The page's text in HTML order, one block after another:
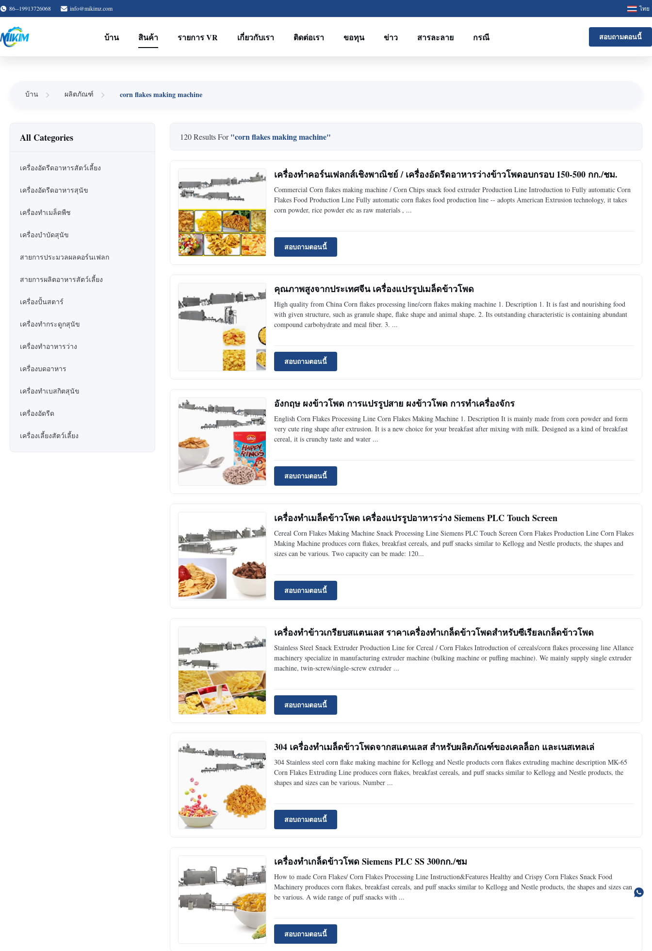
86--19913726068 info@mikimz.com ไทย
บ้าน สินค้า รายการ VR เกี่ยวกับเรา ติดต่อเรา ขอทุน ข่าว สารละลาย กรณี สอบถามตอนนี้
บ้าน ผลิตภัณฑ์ corn flakes making machine
All Categories
เครื่องอัดรีดอาหารสัตว์เลี้ยง
เครื่องอัดรีดอาหารสุนัข
เครื่องทําเมล็ดพืช
เครื่องบำบัดสุนัข
สายการประมวลผลคอร์นเฟลก
สายการผลิตอาหารสัตว์เลี้ยง
เครื่องปั้นสตาร์
เครื่องทำกระดูกสุนัข
เครื่องทําอาหารว่าง
เครื่องบดอาหาร
เครื่องทําเบสกิตสุนัข
เครื่องอัดรีด
เครื่องเลี้ยงสัตว์เลี้ยง
120 Results For"corn flakes making machine"
เครื่องทำคอร์นเฟลกส์เชิงพาณิชย์ / เครื่องอัดรีดอาหารว่างข้าวโพดอบกรอบ 150-500 กก./ชม.
Commercial Corn flakes making machine / Corn Chips snack food extruder Production Line Introduction to Fully automatic Corn
Flakes Food Production Line Fully automatic corn flakes food production line -- adopts American Extrusion technology, it takes
corn powder, rice powder etc as raw materials , ...
สอบถามตอนนี้
คุณภาพสูงจากประเทศจีน เครื่องแปรรูปเมล็ดข้าวโพด
High quality from China Corn flakes processing line/corn flakes making machine 1. Description 1. It is fast and nourishing food
with given structure, such as granule shape, flake shape and animal shape. 2. Its outstanding characteristic is containing abundant
compound carbohydrate and meal fiber. 3. ...
สอบถามตอนนี้
อังกฤษ ผงข้าวโพด การแปรรูปสาย ผงข้าวโพด การทําเครื่องจักร
English Corn Flakes Processing Line Corn Flakes Making Machine 1. Description It is mainly made from corn powder and form
very cute ring shape after extrusion. It is a new choice for your breakfast after mixing with milk. Designed as a kind of breakfast
cereal, it is crunchy taste and water ...
สอบถามตอนนี้
เครื่องทําเมล็ดข้าวโพด เครื่องแปรรูปอาหารว่าง Siemens PLC Touch Screen
Cereal Corn Flakes Making Machine Snack Processing Line Siemens PLC Touch Screen Corn Flakes Production Line Corn Flakes
Making Machine produces corn flakes, breakfast cereals, and puff snacks similar to Kellogg and Nestle products, the shapes and
sizes can be various. Two capacity can be made: 120...
สอบถามตอนนี้
เครื่องทำข้าวเกรียบสแตนเลส ราคาเครื่องทำเกล็ดข้าวโพดสำหรับซีเรียลเกล็ดข้าวโพด
Stainless Steel Snack Extruder Production Line for Cereal / Corn Flakes Introduction of cereals/corn flakes processing line Allance
machinery specialize in manufacturing extruder machine (bulking machine or puffing machine). We mainly supply single extruder
machine, twin-screw/single-screw extruder ...
สอบถามตอนนี้
304 เครื่องทําเมล็ดข้าวโพดจากสแตนเลส สําหรับผลิตภัณฑ์ของเคลล็อก และเนสเทลเล่
304 Stainless steel corn flake making machine for Kellogg and Nestle products corn flakes extruding machine description MK-65
Corn Flakes Extruding Line produces corn flakes, breakfast cereals, and puff snacks similar to Kellogg and Nestle products, the
shapes and sizes can be various. Number ...
สอบถามตอนนี้
เครื่องทำเกล็ดข้าวโพด Siemens PLC SS 300กก./ชม
How to made Corn Flakes/ Corn Flakes Processing Line Instruction&Features Healthy and Crispy Corn Flakes Snack Food
Machinery produces corn flakes, breakfast cereals, and puff snacks similar to Kellogg and Nestle products, the shapes and sizes can
be various. A wide range of puff snacks with ...
สอบถามตอนนี้